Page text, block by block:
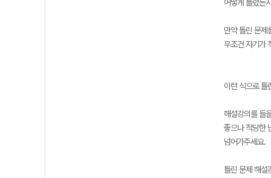
어떻게 틀렸든
만약 틀린 문제
무조건 자기가
이런 식으로 틀
해설강의를 들
좋으나 적당한
넘어가주세요.
틀린 문제 해설